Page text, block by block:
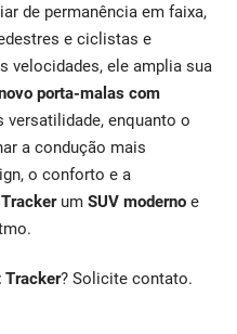
de permanência em faixa,
e ciclistas e
velocidades, ele amplia sua
porta-malas com
versatilidade, enquanto o
a condução mais
o conforto e a
Tracker umSUV moderno e
Tracker? Solicite contato.